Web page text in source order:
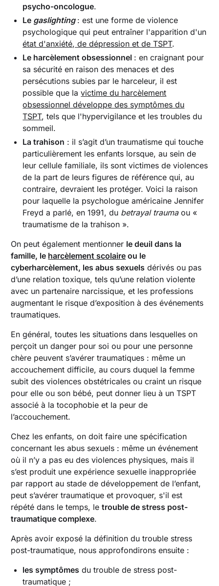
psycho-oncologue.
Le gaslighting : est une forme de violence
psychologique qui peut entraîner l'apparition d'un
état d'anxiété, de dépression et de TSPT.
Le harcèlement obsessionnel : en craignant pour
sa sécurité en raison des menaces et des
persécutions subies par le harceleur, il est
possible que lavictime du harcèlement
obsessionnel développe des symptômes du
TSPT, tels que l'hypervigilance et les troubles du
sommeil.
La trahison : il s’agit d’un traumatisme qui touche
particulièrement les enfants lorsque, au sein de
leur cellule familiale, ils sont victimes de violences
de la part de leurs figures de référence qui, au
contraire, devraient les protéger. Voici la raison
pour laquelle la psychologue américaine Jennifer
Freyd a parlé, en 1991, du betrayal traumaou «
traumatisme de la trahison ».
On peut également mentionner le deuil dans la
famille, le harcèlement scolaire ou le
cyberharcèlement, les abus sexuels dérivés ou pas
d’une relation toxique, tels qu’une relation violente
avec un partenaire narcissique, et les professions
augmentant le risque d’exposition à des événements
traumatiques.
En général, toutes les situations dans lesquelles on
perçoit un danger pour soi ou pour une personne
chère peuvent s’avérer traumatiques : même un
accouchement difficile, au cours duquel la femme
subit des violences obstétricales ou craint un risque
pour elle ou son bébé, peut donner lieu à un TSPT
associé à la tocophobie et la peur de
l’accouchement.
Chez les enfants, on doit faire une spécification
concernant les abus sexuels : même un événement
où il n’y a pas eu des violences physiques, mais il
s’est produit une expérience sexuelle inappropriée
par rapport au stade de développement de l’enfant,
peut s’avérer traumatique et provoquer, s'il est
répété dans le temps, letrouble de stress post-
traumatique complexe.
Après avoir exposé la définition du trouble stress
post-traumatique, nous approfondirons ensuite :
les symptômes du trouble de stress post-
traumatique ;